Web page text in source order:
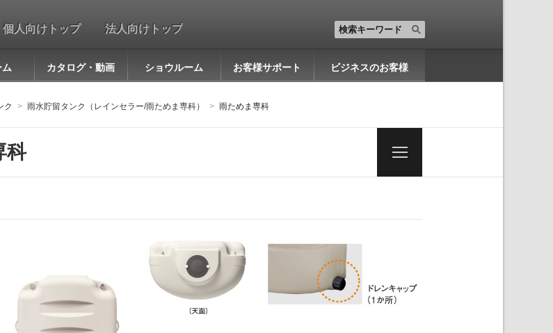
個人向けトップ 法人向けトップ
ム カタログ・動画 ショウルーム お客様サポート ビジネスのお客様
ク 雨水貯留タンク（レインセラー/雨ためま専科） 雨ためま専科
科